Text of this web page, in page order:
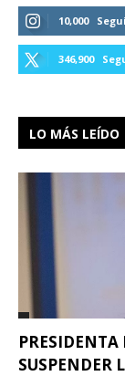
10,000
346,900
LO MÁS LEÍDO
PRESIDENTA
SUSPENDER